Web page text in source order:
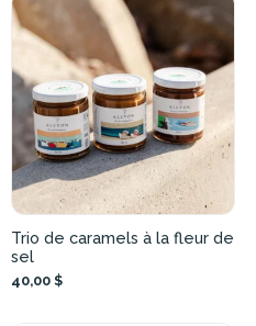
Trio de caramels à la fleur de
sel
40,00 $